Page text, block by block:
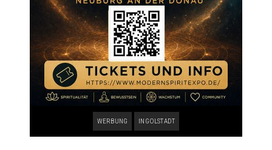
WERBUNG INGOLSTADT